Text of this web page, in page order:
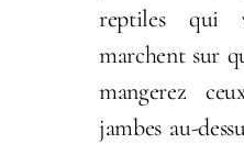
reptiles qui
marchent sur
mangerez
jambes au-